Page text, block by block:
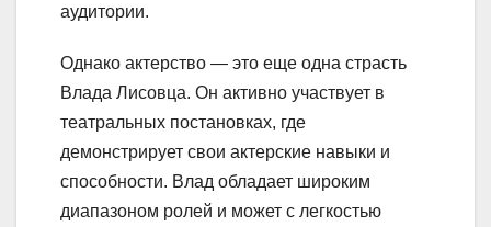
аудитории.
Однако актерство — это еще одна страсть
Влада Лисовца. Он активно участвует в
театральных постановках, где
демонстрирует свои актерские навыки и
способности. Влад обладает широким
диапазоном ролей и может с легкостью